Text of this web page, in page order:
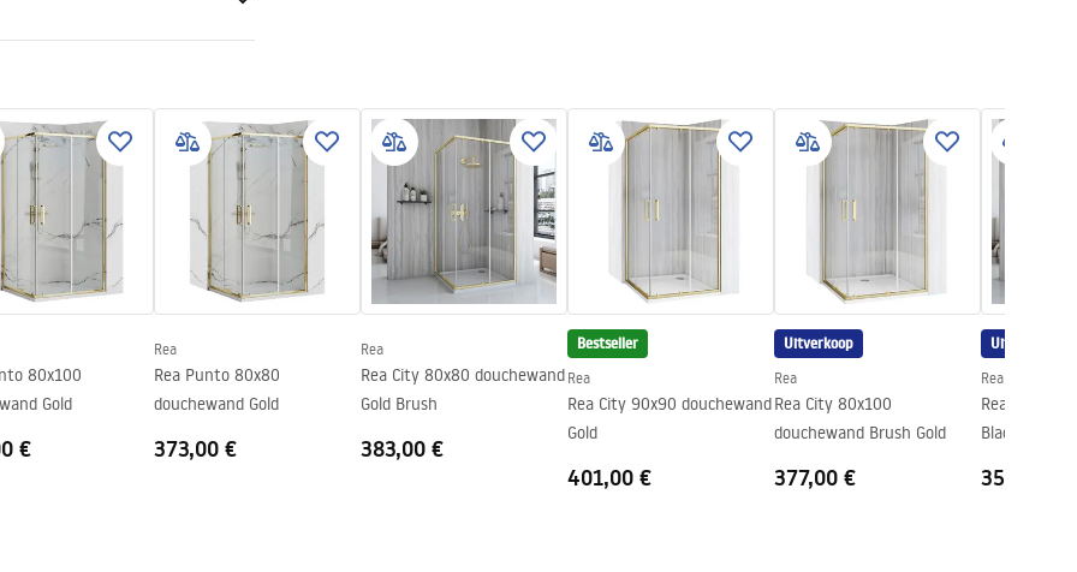
_5.pdf
80x100
Gold
€
Rea
Rea Punto 80x80
douchewand Gold
373,00 €
Rea
Rea City 80x80 douchewand
Gold Brush
383,00 €
Bestseller
Rea
Rea City 90x90 douchewand
Gold
401,00 €
Uitverkoop
Rea
Rea City 80x100
douchewand Brush Gold
377,00 €
Uitverkoop
Rea
Rea City
Black
353,00 €